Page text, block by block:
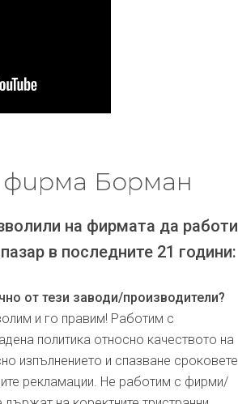
Борман
на фирмата да работи
в последните 21 години:
от тези заводи/производители?
и го правим! Работим с
политика относно качеството на
изпълнението и спазване сроковете
рекламации. Не работим с фирми/